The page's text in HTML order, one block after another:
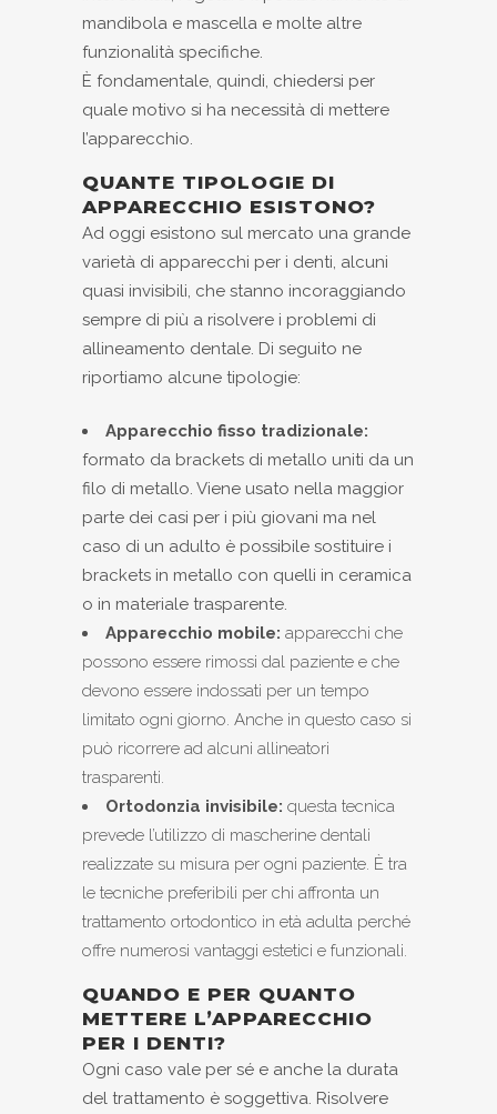
mandibola e mascella e molte altre
funzionalità specifiche.
È fondamentale, quindi, chiedersi per
quale motivo si ha necessità di mettere
l’apparecchio.
QUANTE TIPOLOGIE DI
APPARECCHIO ESISTONO?
Ad oggi esistono sul mercato una grande
varietà di apparecchi per i denti, alcuni
quasi invisibili, che stanno incoraggiando
sempre di più a risolvere i problemi di
allineamento dentale. Di seguito ne
riportiamo alcune tipologie:
Apparecchio fisso tradizionale:
formato da brackets di metallo uniti da un
filo di metallo. Viene usato nella maggior
parte dei casi per i più giovani ma nel
caso di un adulto è possibile sostituire i
brackets in metallo con quelli in ceramica
o in materiale trasparente.
Apparecchio mobile: apparecchi che
possono essere rimossi dal paziente e che
devono essere indossati per un tempo
limitato ogni giorno. Anche in questo caso si
può ricorrere ad alcuni allineatori
trasparenti.
Ortodonzia invisibile: questa tecnica
prevede l’utilizzo di mascherine dentali
realizzate su misura per ogni paziente. È tra
le tecniche preferibili per chi affronta un
trattamento ortodontico in età adulta perché
offre numerosi vantaggi estetici e funzionali.
QUANDO E PER QUANTO
METTERE L’APPARECCHIO
PER I DENTI?
Ogni caso vale per sé e anche la durata
del trattamento è soggettiva. Risolvere